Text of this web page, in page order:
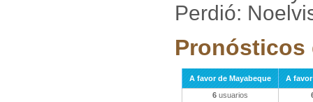
Perdió:
Pronósticos
A favor de Mayabeque
A
6 usuarios